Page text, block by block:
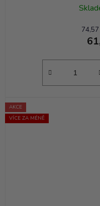
74,57
AKCE
VÍCE ZA MÉNĚ